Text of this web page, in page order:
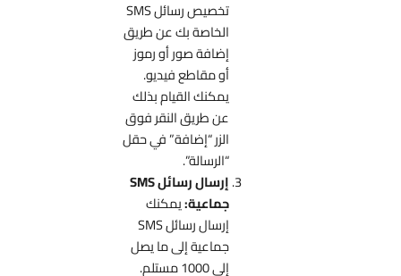
تخصيص رسائل SMS
الخاصة بك عن طريق
إضافة صور أو رموز
أو مقاطع فيديو.
يمكنك القيام بذلك
عن طريق النقر فوق
الزر “إضافة” في حقل
“الرسالة”.
إرسال رسائل SMS
جماعية:يمكنك
إرسال رسائل SMS
جماعية إلى ما يصل
إلى 1000 مستلم.